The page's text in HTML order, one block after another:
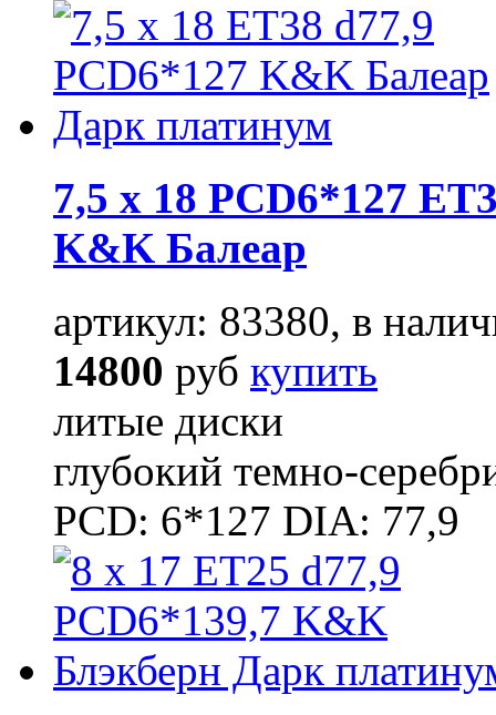
7,5 x 18 PCD6*127
K&K Балеар
артикул: 83380, в
14800 руб купить
литые диски
глубокий темно-
PCD: 6*127 DIA: 77,9